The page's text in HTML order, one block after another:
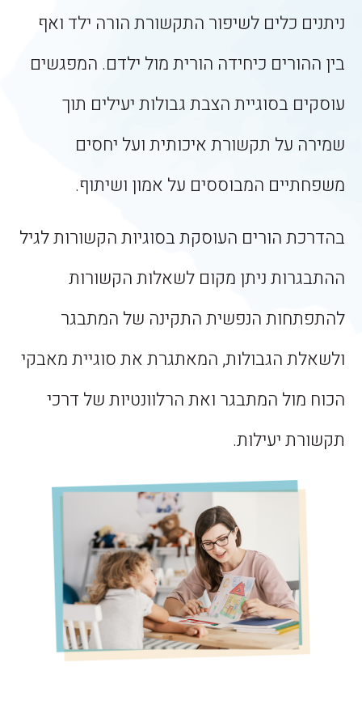
ניתנים כלים לשיפור התקשורת הורה ילד ואף
בין ההורים כיחידה הורית מול ילדם. המפגשים
עוסקים בסוגיית הצבת גבולות יעילים תוך
שמירה על תקשורת איכותית ועל יחסים
משפחתיים המבוססים על אמון ושיתוף.
בהדרכת הורים העוסקת בסוגיות הקשורות לגיל
ההתבגרות ניתן מקום לשאלות הקשורות
להתפתחות הנפשית התקינה של המתבגר
ולשאלת הגבולות, המאתגרת את סוגיית מאבקי
הכוח מול המתבגר ואת הרלוונטיות של דרכי
תקשורת יעילות.